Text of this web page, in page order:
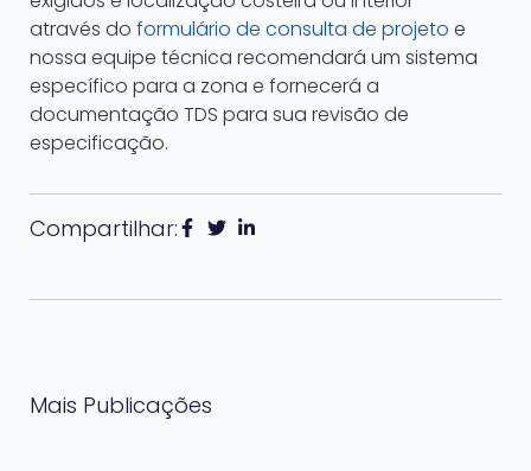
através do formulário de consulta de projeto e
nossa equipe técnica recomendará um sistema
específico para a zona e fornecerá a
documentação TDS para sua revisão de
especificação.
Compartilhar:
Mais Publicações